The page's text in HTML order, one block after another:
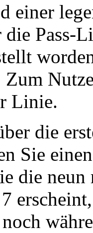
einer
Pass-
Linie.
die
Sie
die